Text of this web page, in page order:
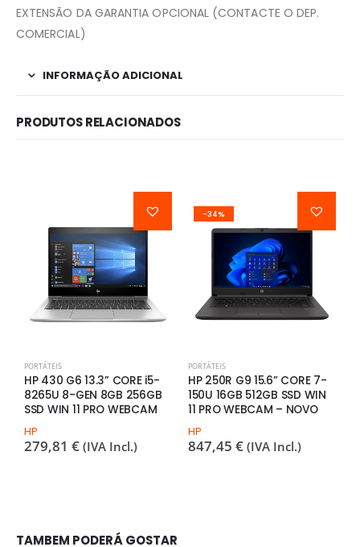
EXTENSÃO DA GARANTIA OPCIONAL (CONTACTE O DEP.
COMERCIAL)
INFORMAÇÃO ADICIONAL
PRODUTOS RELACIONADOS
PORTÁTEIS
HP 430 G6 13.3” CORE i5-
8265U 8-GEN 8GB 256GB
SSD WIN 11 PRO WEBCAM
HP
279,81 € (IVA Incl.)
-34%
PORTÁTEIS
HP 250R G9 15.6” CORE 7-
150U 16GB 512GB SSD WIN
11 PRO WEBCAM – NOVO
HP
847,45 € (IVA Incl.)
TAMBEM PODERÁ GOSTAR